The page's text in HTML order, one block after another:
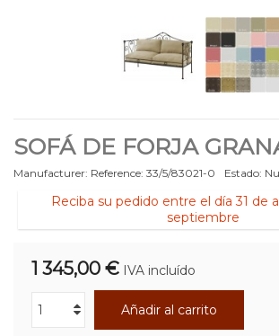
SOFÁ DE FORJA
Manufacturer: Reference: 33/5/83021-0 Estado:
Reciba su pedido entre el día 31 de
septiembre
1 345,00 € IVA incluído
Añadir al carrito